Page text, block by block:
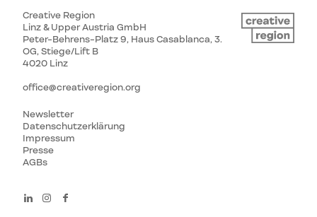
Creative Region
Linz & Upper Austria GmbH
Peter-Behrens-Platz 9, Haus Casablanca, 3.
OG, Stiege/Lift B
4020 Linz
office@creativeregion.org
Newsletter
Datenschutzerklärung
Impressum
Presse
AGBs